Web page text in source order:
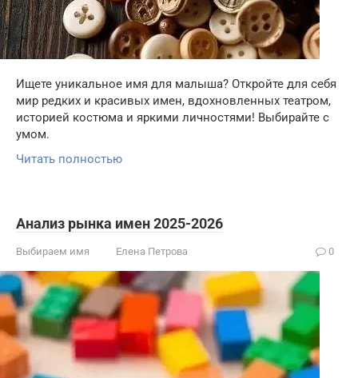
Ищете уникальное имя для малыша? Откройте для себя
мир редких и красивых имен, вдохновленных театром,
историей костюма и яркими личностями! Выбирайте с
умом.
Читать полностью
Анализ рынка имен 2025-2026
Выбираем имя Елена Петрова 0